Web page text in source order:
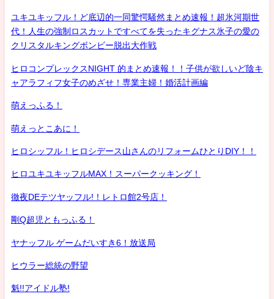
ユキユキッフル！ど底辺的一同驚愕騒然まとめ速報！超氷河期世
代！人生の強制ロスカットですべてを失ったキグナス氷子の愛の
クリスタルキングボンビー脱出大作戦
ヒロコンプレックスNIGHT 的まとめ速報！！子供が欲しいど陰キ
ャアラフィフ女子のめざせ！専業主婦！婚活計画編
萌えっふる！
萌えっとこあに！
ヒロシッフル！ヒロシデース山さんのリフォームひとりDIY！！
ヒロユキユキッフルMAX！スーパークッキング！
徹夜DEテツヤッフル!！レトロ館2号店！
剛Q超児ともっふる！
ヤナッフル ゲームだいすき6！放送局
ヒウラー総統の野望
魁!!アイドル塾!